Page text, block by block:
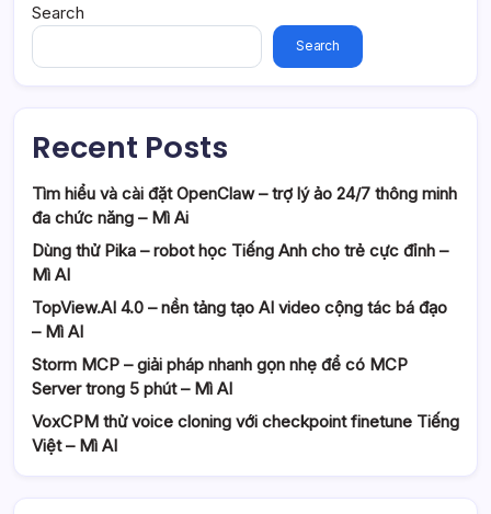
Search
Search
Recent Posts
Tìm hiểu và cài đặt OpenClaw – trợ lý ảo 24/7 thông minh
đa chức năng – Mì Ai
Dùng thử Pika – robot học Tiếng Anh cho trẻ cực đỉnh –
Mì AI
TopView.AI 4.0 – nền tảng tạo AI video cộng tác bá đạo
– Mì AI
Storm MCP – giải pháp nhanh gọn nhẹ để có MCP
Server trong 5 phút – Mì AI
VoxCPM thử voice cloning với checkpoint finetune Tiếng
Việt – Mì AI